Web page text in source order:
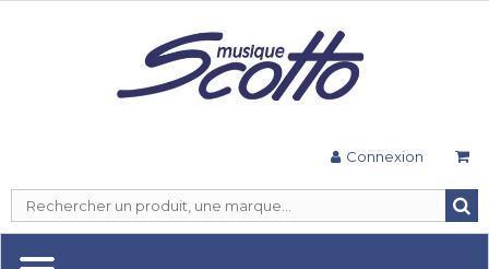
Connexion